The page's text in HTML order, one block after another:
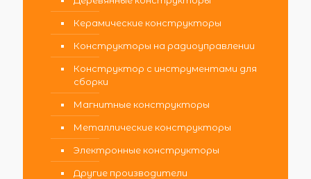
Керамические конструкторы
Конструкторы на радиоуправлении
Конструктор с инструментами для
сборки
Магнитные конструкторы
Металлические конструкторы
Электронные конструкторы
Другие производители